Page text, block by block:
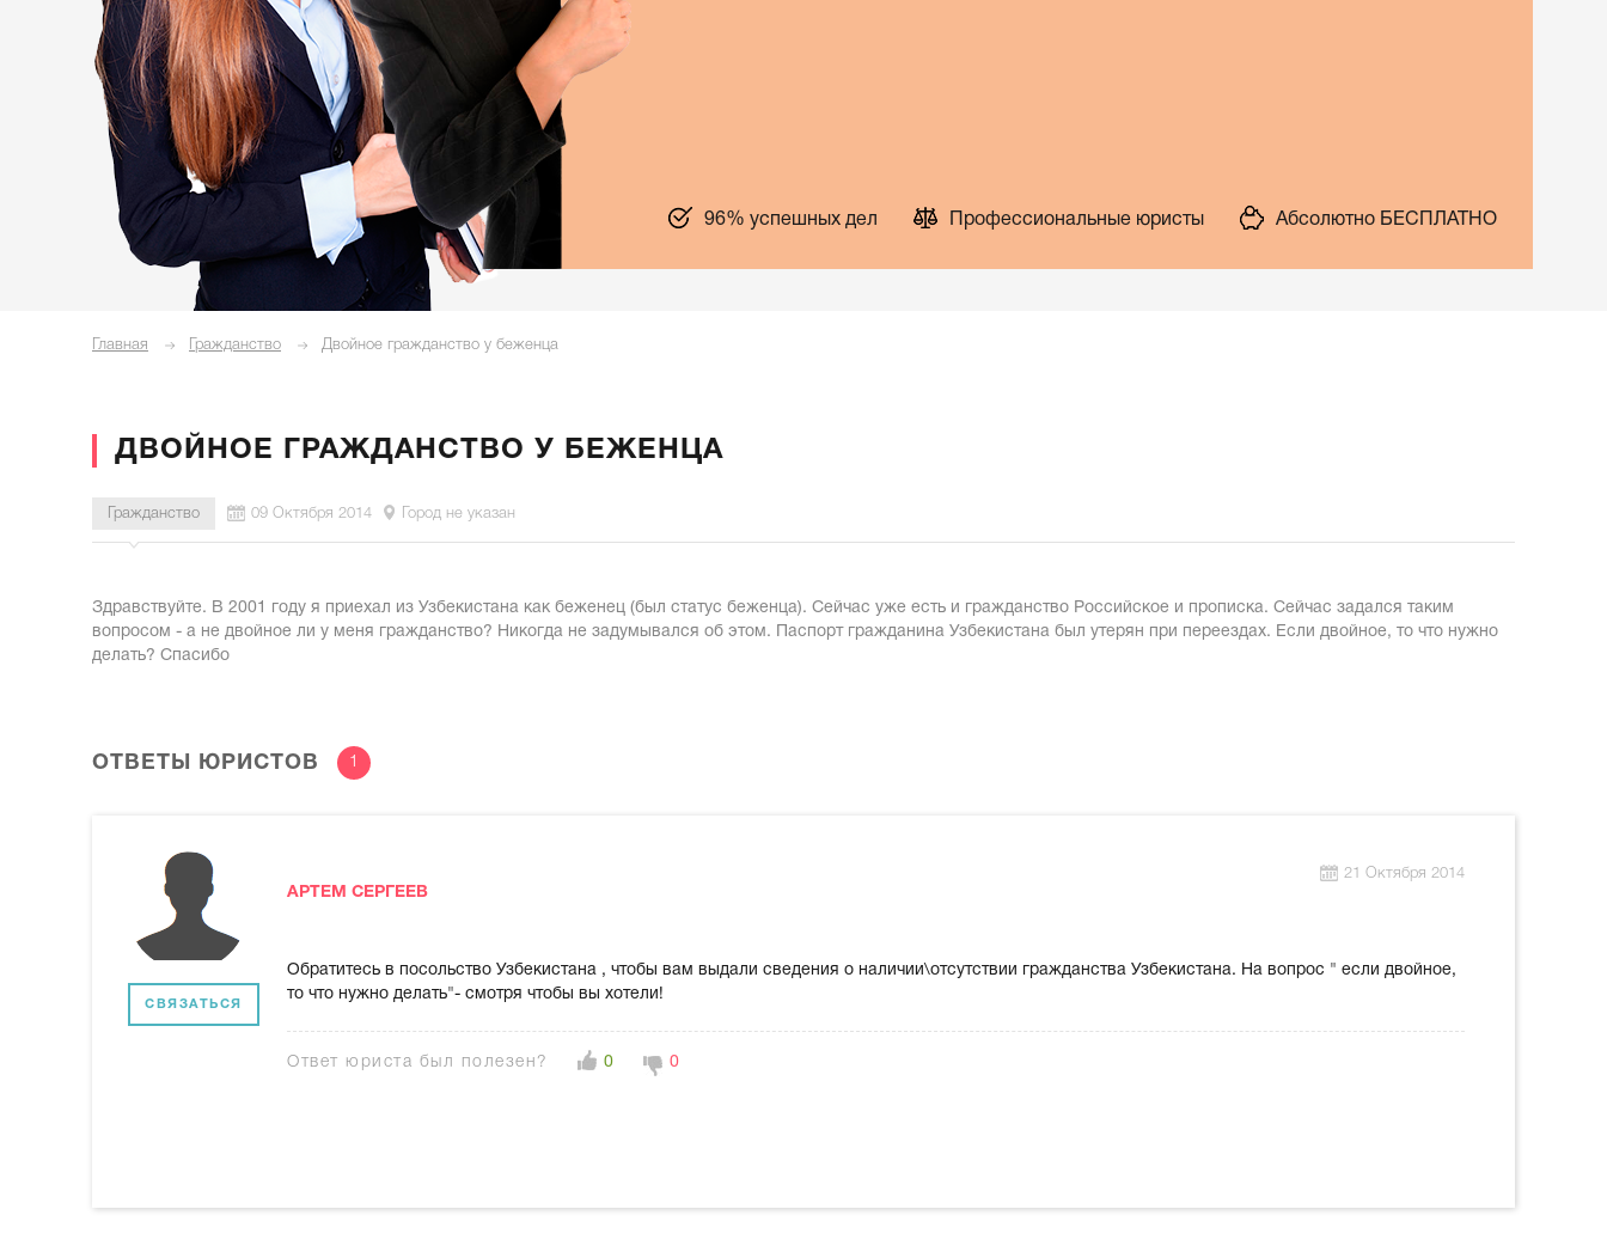
96% успешных дел Профессиональные юристы Абсолютно БЕСПЛАТНО
Главная Гражданство Двойное гражданство у беженца
ДВОЙНОЕ ГРАЖДАНСТВО У БЕЖЕНЦА
Гражданство 09 Октября 2014 Город не указан
Здравствуйте. В 2001 году я приехал из Узбекистана как беженец (был статус беженца). Сейчас уже есть и гражданство Российское и прописка. Сейчас задался таким
вопросом - а не двойное ли у меня гражданство? Никогда не задумывался об этом. Паспорт гражданина Узбекистана был утерян при переездах. Если двойное, то что нужно
делать? Спасибо
ОТВЕТЫ ЮРИСТОВ 1
СВЯЗАТЬСЯ
АРТЕМ СЕРГЕЕВ
21 Октября 2014
Обратитесь в посольство Узбекистана , чтобы вам выдали сведения о наличии\отсутствии гражданства Узбекистана. На вопрос " если двойное,
то что нужно делать"- смотря чтобы вы хотели!
Ответ юриста был полезен? 0 0